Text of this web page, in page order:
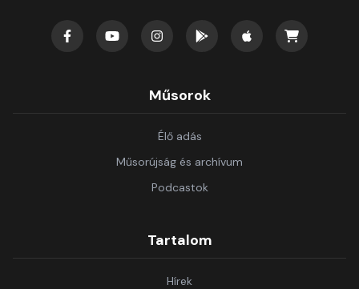
Műsorok
Élő adás
Műsorújság és archívum
Podcastok
Tartalom
Hírek